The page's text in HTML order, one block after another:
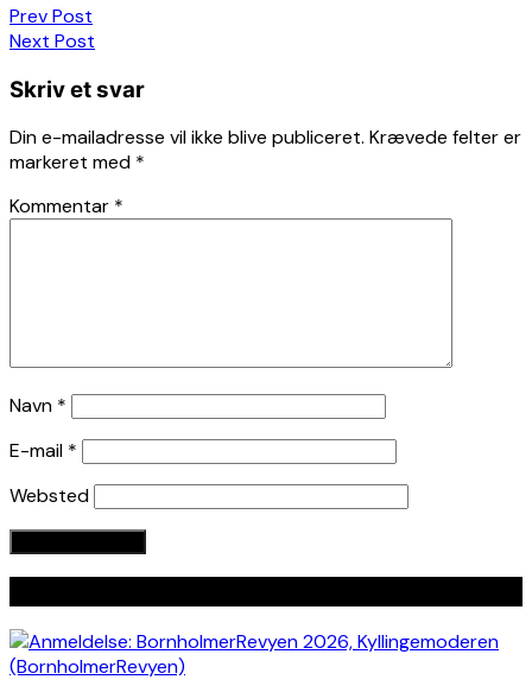
Indlægsnavigation
Prev Post
Next Post
Skriv et svar
Din e-mailadresse vil ikke blive publiceret. Krævede felter er
markeret med *
Kommentar *
Navn *
E-mail *
Websted